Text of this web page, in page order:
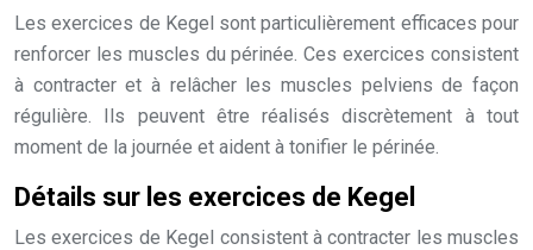
Les exercices de Kegel sont particulièrement efficaces pour
renforcer les muscles du périnée. Ces exercices consistent
à contracter et à relâcher les muscles pelviens de façon
régulière. Ils peuvent être réalisés discrètement à tout
moment de la journée et aident à tonifier le périnée.
Détails sur les exercices de Kegel
Les exercices de Kegel consistent à contracter les muscles